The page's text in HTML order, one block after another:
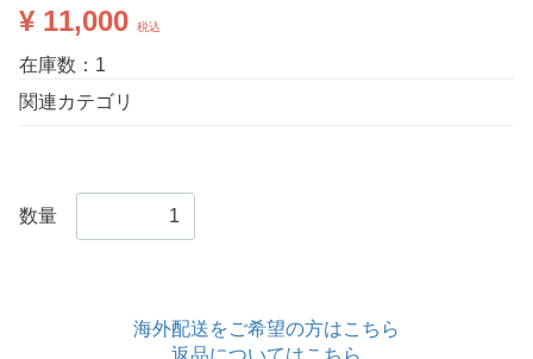
¥ 11,000 税込
在庫数：1
関連カテゴリ
数量
海外配送をご希望の方はこちら
返品についてはこちら